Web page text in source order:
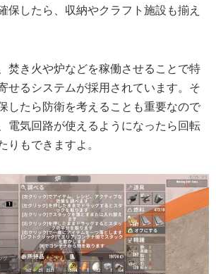
保したら、収納やクラフト施設も揃え
焚き火や炉などを稼働させることで特
せるシステムが採用されています。そ
したら防衛を考えることも重要なので
電気回路が使えるようになったら回転
りもできますよ。